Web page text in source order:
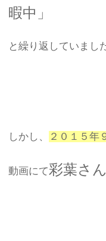
暇中」
と繰り返していまし
しかし、 ２０１５年
動画にて彩葉さ